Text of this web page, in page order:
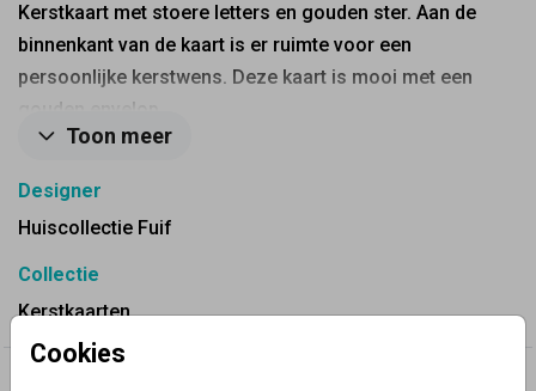
Cookies
Kerstkaart met stoere letters en gouden ster. Aan de
binnenkant van de kaart is er ruimte voor een
persoonlijke kerstwens. Deze kaart is mooi met een
gouden envelop.
Toon meer
Designer
Huiscollectie Fuif
Collectie
Kerstkaarten